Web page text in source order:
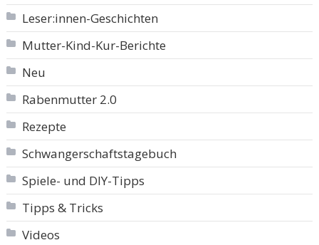
Leser:innen-Geschichten
Mutter-Kind-Kur-Berichte
Neu
Rabenmutter 2.0
Rezepte
Schwangerschaftstagebuch
Spiele- und DIY-Tipps
Tipps & Tricks
Videos